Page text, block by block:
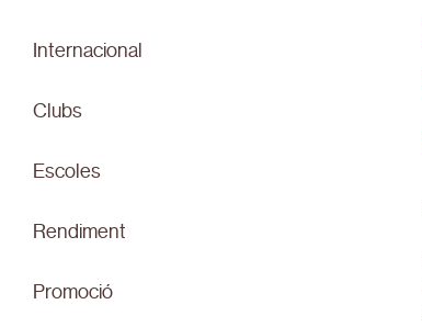
Internacional
Clubs
Escoles
Rendiment
Promoció